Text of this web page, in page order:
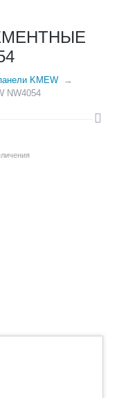
KMEW
NW4054